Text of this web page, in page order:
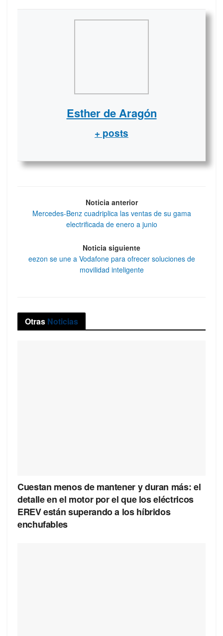
Esther de Aragón
+ posts
Noticia anterior
Mercedes-Benz cuadriplica las ventas de su gama
electrificada de enero a junio
Noticia siguiente
eezon se une a Vodafone para ofrecer soluciones de
movilidad inteligente
Otras Noticias
Cuestan menos de mantener y duran más: el
detalle en el motor por el que los eléctricos
EREV están superando a los híbridos
enchufables